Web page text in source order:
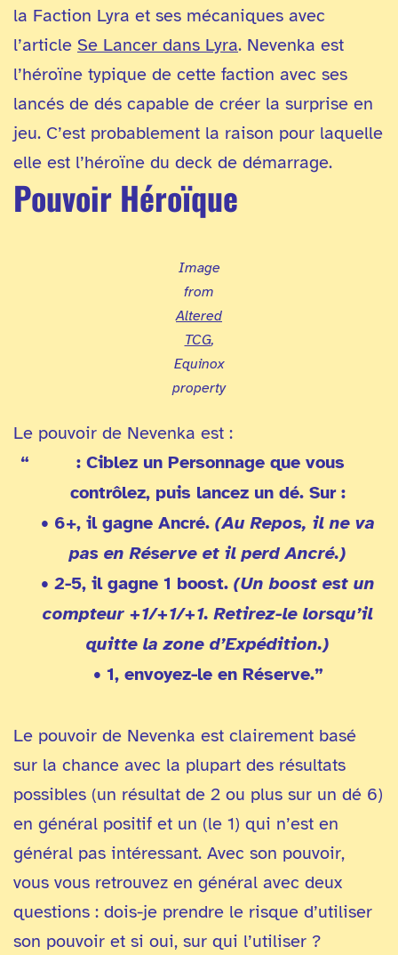
la Faction Lyra et ses mécaniques avec
l’article Se Lancer dans Lyra. Nevenka est
l’héroïne typique de cette faction avec ses
lancés de dés capable de créer la surprise en
jeu. C’est probablement la raison pour laquelle
elle est l’héroïne du deck de démarrage.
Pouvoir Héroïque
Image
from
Altered
TCG,
Equinox
property
Le pouvoir de Nevenka est :
: Ciblez un Personnage que vous
contrôlez, puis lancez un dé. Sur :
• 6+, il gagne Ancré. (Au Repos, il ne va
pas en Réserve et il perd Ancré.)
• 2-5, il gagne 1 boost. (Un boost est un
compteur +1/+1/+1. Retirez-le lorsqu’il
quitte la zone d’Expédition.)
• 1, envoyez-le en Réserve.”
Le pouvoir de Nevenka est clairement basé
sur la chance avec la plupart des résultats
possibles (un résultat de 2 ou plus sur un dé 6)
en général positif et un (le 1) qui n’est en
général pas intéressant. Avec son pouvoir,
vous vous retrouvez en général avec deux
questions : dois-je prendre le risque d’utiliser
son pouvoir et si oui, sur qui l’utiliser ?